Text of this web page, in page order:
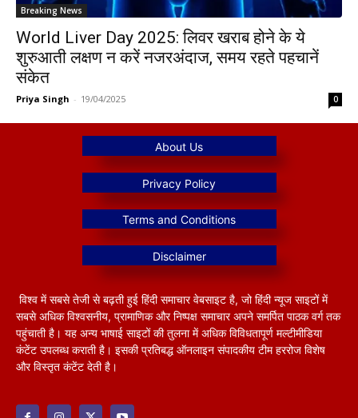
Breaking News
World Liver Day 2025: लिवर खराब होने के ये
शुरुआती लक्षण न करें नजरअंदाज, समय रहते पहचानें
संकेत
Priya Singh - 19/04/2025 0
विश्व में सबसे तेजी से बढ़ती हुई हिंदी समाचार वेबसाइट है, जो हिंदी न्यूज साइटों में
सबसे अधिक विश्वसनीय, प्रामाणिक और निष्पक्ष समाचार अपने समर्पित पाठक वर्ग तक
पहुंचाती है। यह अन्य भाषाई साइटों की तुलना में अधिक विविधतापूर्ण मल्टीमीडिया
कंटेंट उपलब्ध कराती है। इसकी प्रतिबद्ध ऑनलाइन संपादकीय टीम हररोज विशेष
और विस्तृत कंटेंट देती है।